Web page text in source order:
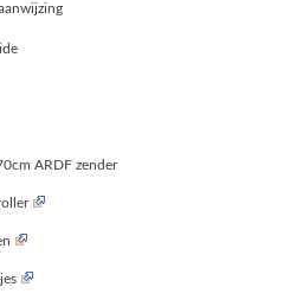
ARDF zender